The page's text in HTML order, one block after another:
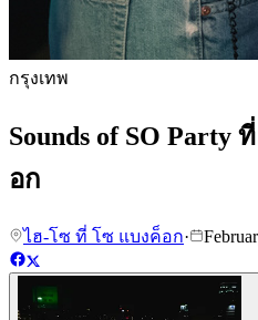
กรุงเทพ
Sounds of SO Party
อก
ไฮ-โซ ที่ โซ แบงค็อก·